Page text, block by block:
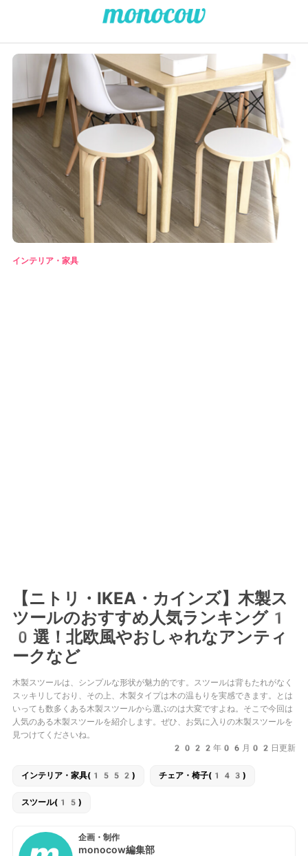
インテリア・家具
【ニトリ・IKEA・カインズ】木製ス
ツールのおすすめ人気ランキング1
0選！北欧風やおしゃれなアンティ
ークなど
木製スツールは、シンプルな形状が魅力的です。スツールは背もたれがなく
スッキリしており、その上、木製タイプは木の温もりを実感できます。とは
いっても数多くある木製スツールから選ぶのは大変ですよね。そこで今回は
人気のある木製スツールを紹介します。ぜひ、お気に入りの木製スツールを
見つけてくださいね。
2022年06月02日更新
インテリア・家具(1552) チェア・椅子(143)
スツール(15)
企画・制作
monocow編集部